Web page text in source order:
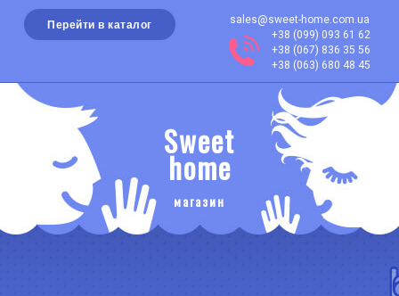
Перейти в каталог
sales@sweet-home.com.ua
+38 (099) 093 61 62
+38 (067) 836 35 56
+38 (063) 680 48 45
Sweet
home
магазин